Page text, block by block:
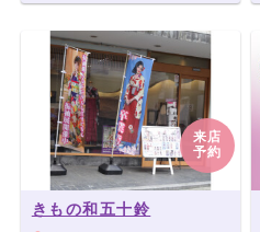
来店
予約
きもの和五十鈴